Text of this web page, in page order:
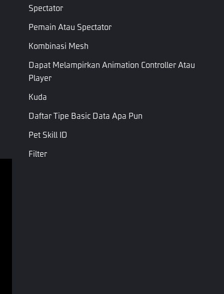
Spectator
Pemain Atau Spectator
Kombinasi Mesh
Dapat Melampirkan Animation Controller Atau
Player
Kuda
Daftar Tipe Basic Data Apa Pun
Pet Skill ID
Filter
Halaman Sebelumnya